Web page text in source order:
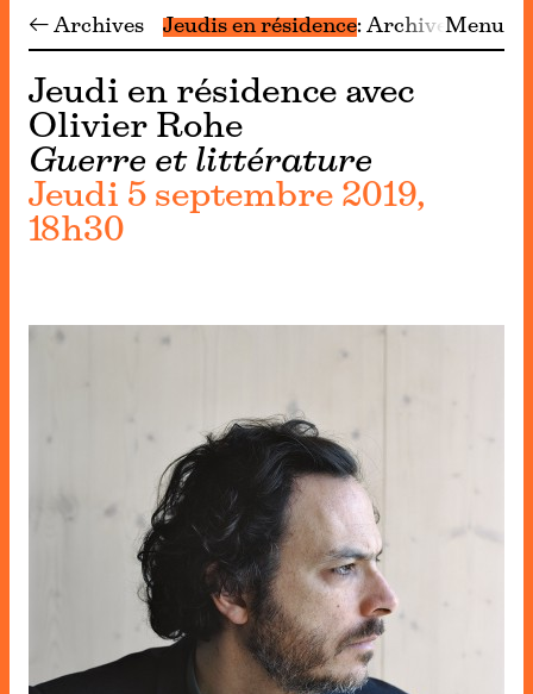
← Archives Jeudis en résidence ArchivesMenu
Jeudi en résidence avec
Olivier Rohe
Guerre et littérature
Jeudi 5 septembre 2019,
18h30